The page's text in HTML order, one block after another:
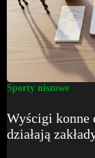
Sporty niszowe
Wyścigi konne
działają